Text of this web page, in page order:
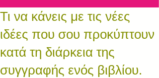
Τι να κάνεις με τις νέες
ιδέες που σου προκύπτουν
κατά τη διάρκεια της
συγγραφής ενός βιβλίου.